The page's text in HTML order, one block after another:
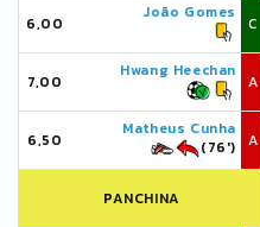
6,00
João Gomes
C
7,00
Hwang Heechan
A
6,50
Matheus Cunha
(76')
A
PANCHINA